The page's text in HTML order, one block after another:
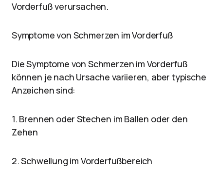
Vorderfuß verursachen.
Symptome von Schmerzen im Vorderfuß
Die Symptome von Schmerzen im Vorderfuß
können je nach Ursache variieren, aber typische
Anzeichen sind:
1. Brennen oder Stechen im Ballen oder den
Zehen
2. Schwellung im Vorderfußbereich